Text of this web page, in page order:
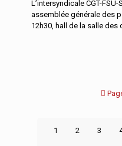
L’intersyndicale CGT-
assemblée générale des
12h30, hall de la salle des
1 2 3